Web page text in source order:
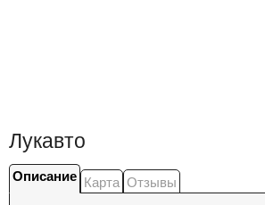
Лукавто
Описание Карта Отзывы